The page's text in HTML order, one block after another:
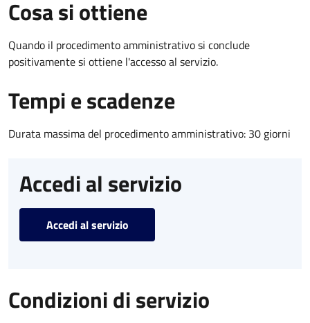
Cosa si ottiene
Quando il procedimento amministrativo si conclude
positivamente si ottiene l'accesso al servizio.
Tempi e scadenze
Durata massima del procedimento amministrativo: 30 giorni
Accedi al servizio
Accedi al servizio
Condizioni di servizio